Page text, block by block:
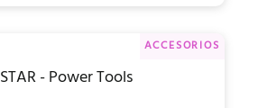
ACCESORIOS
STAR - Power Tools